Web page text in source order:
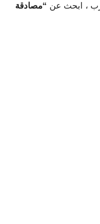
، ابحث عن “مصادقة